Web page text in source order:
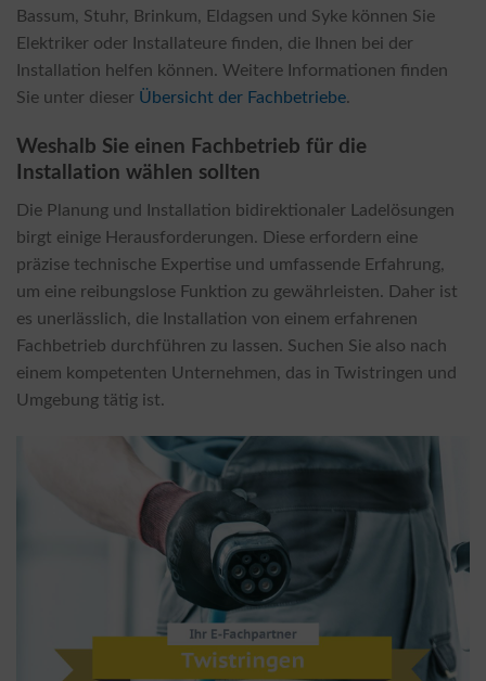
Bassum, Stuhr, Brinkum, Eldagsen und Syke können Sie
Elektriker oder Installateure finden, die Ihnen bei der
Installation helfen können. Weitere Informationen finden
Sie unter dieser Übersicht der Fachbetriebe.
Weshalb Sie einen Fachbetrieb für die
Installation wählen sollten
Die Planung und Installation bidirektionaler Ladelösungen
birgt einige Herausforderungen. Diese erfordern eine
präzise technische Expertise und umfassende Erfahrung,
um eine reibungslose Funktion zu gewährleisten. Daher ist
es unerlässlich, die Installation von einem erfahrenen
Fachbetrieb durchführen zu lassen. Suchen Sie also nach
einem kompetenten Unternehmen, das in Twistringen und
Umgebung tätig ist.